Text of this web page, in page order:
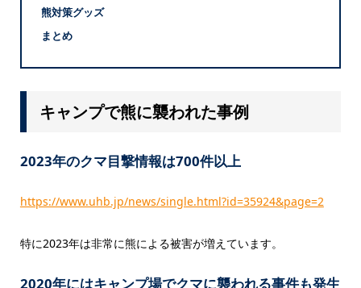
熊対策グッズ
まとめ
キャンプで熊に襲われた事例
2023年のクマ目撃情報は700件以上
https://www.uhb.jp/news/single.html?id=35924&page=2
特に2023年は非常に熊による被害が増えています。
2020年にはキャンプ場でクマに襲われる事件も発生